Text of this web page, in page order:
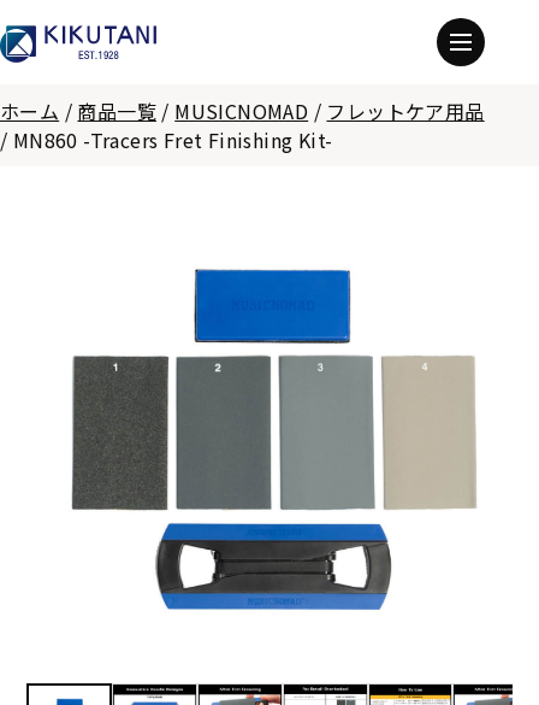
ホーム / 商品一覧 / MUSICNOMAD / フレットケア用品
/ MN860 -Tracers Fret Finishing Kit-